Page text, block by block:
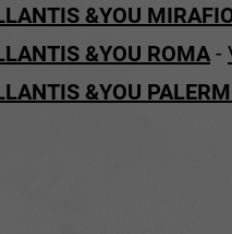
&YOU
&YOU ROMA -
&YOU